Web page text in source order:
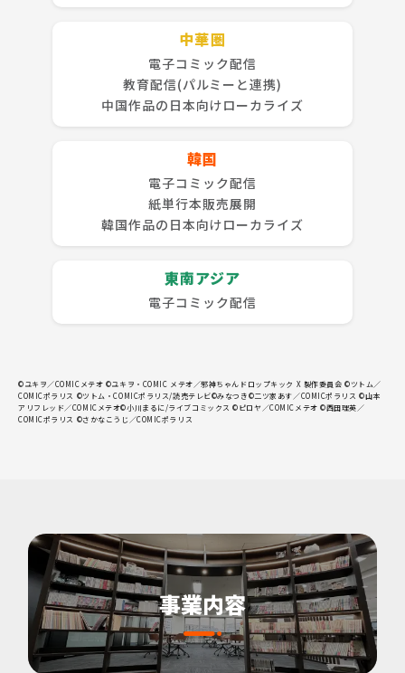
中華圏
電子コミック配信
教育配信(パルミーと連携)
中国作品の日本向けローカライズ
韓国
電子コミック配信
紙単行本販売展開
韓国作品の日本向けローカライズ
東南アジア
電子コミック配信
©ユキヲ／COMICメテオ ©ユキヲ・COMIC メテオ／邪神ちゃんドロップキック X 製作委員会 ©ツトム／
COMICポラリス ©ツトム・COMICポラリス/読売テレビ©みなつき©二ツ家あす／COMICポラリス ©山本
アリフレッド／COMICメテオ©小川まるに/ライブコミックス ©ピロヤ／COMICメテオ ©西田理英／
COMICポラリス ©さかなこうじ／COMICポラリス
事業内容